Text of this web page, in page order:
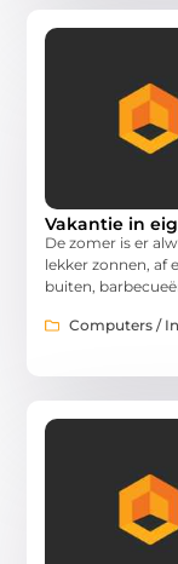
Vakantie in
De zomer is er
lekker zonnen, af
buiten,
Computers /